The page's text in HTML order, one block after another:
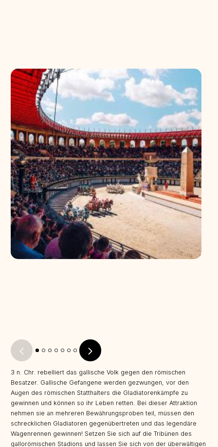
3 n. Chr. rebelliert das gallische Volk gegen den römischen
Besatzer. Gallische Gefangene werden gezwungen, vor den
Augen des römischen Statthalters die Gladiatorenkämpfe zu
gewinnen und können so ihr Leben retten. Bei dieser Attraktion
nehmen sie an mehreren Bewährungsproben teil, müssen den
schrecklichen Gladiatoren gegenübertreten und das legendäre
Wagenrennen gewinnen! Setzen Sie sich auf die Tribünen des
gallorömischen Stadions und lassen Sie sich von der überwältigen